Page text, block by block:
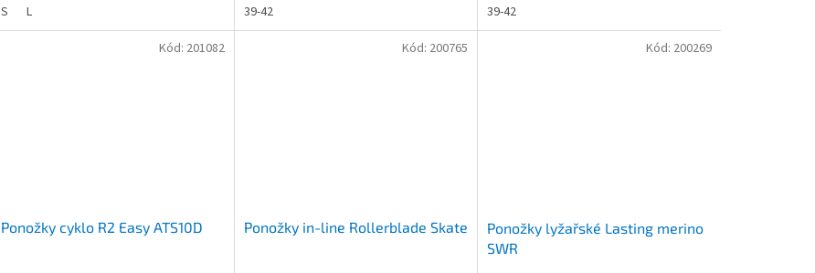
S L 39-42 39-42
Ponožky cyklo R2 Easy ATS10D
Kód: 201082
Ponožky in-line Rollerblade Skate
Kód: 200765
Ponožky lyžařské Lasting merino
SWR
Kód: 200269